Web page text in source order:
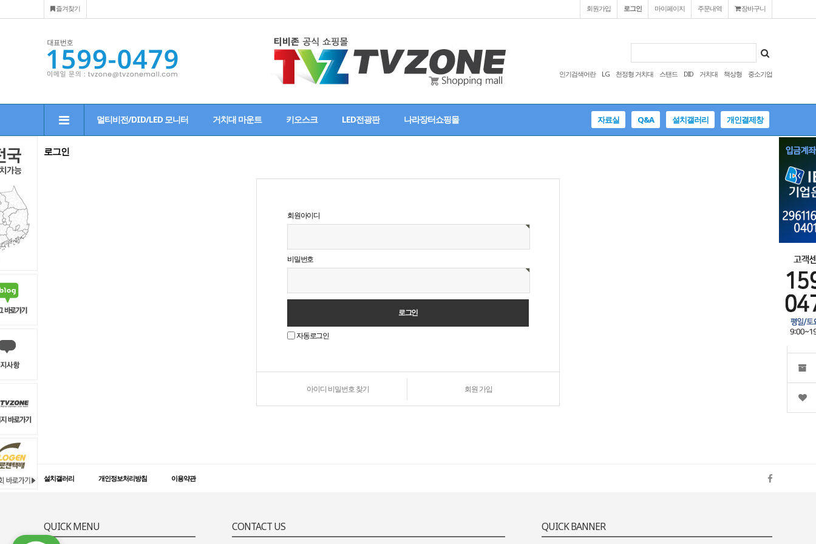
회원가입 로그인 마이페이지 주문내역 장바구니
즐겨찾기
인기검색어란 LG 천정형 거치대 스탠드 DID 거치대 책상형 중소기업
멀티비전/DID/LED 모니터 거치대 마운트 키오스크 LED전광판 나라장터쇼핑몰 자료실 Q&A 설치갤러리 개인결제창
로그인
회원아이디
비밀번호
자동로그인
로
아이디 비밀번호 찾기 회원 가입
설치갤러리 개인정보처리방침 이용약관
QUICK MENU CONTACT US QUICK BANNER